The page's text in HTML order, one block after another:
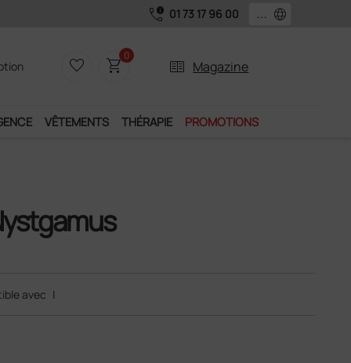
call_quality 01 73 17 96 00 language
favorite_border shopping_cart0
two_pager Magazine
VÊTEMENTS THÉRAPIE PROMOTIONS
avec |